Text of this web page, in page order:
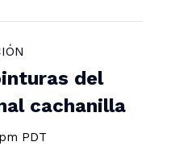
del
cachanilla
PDT